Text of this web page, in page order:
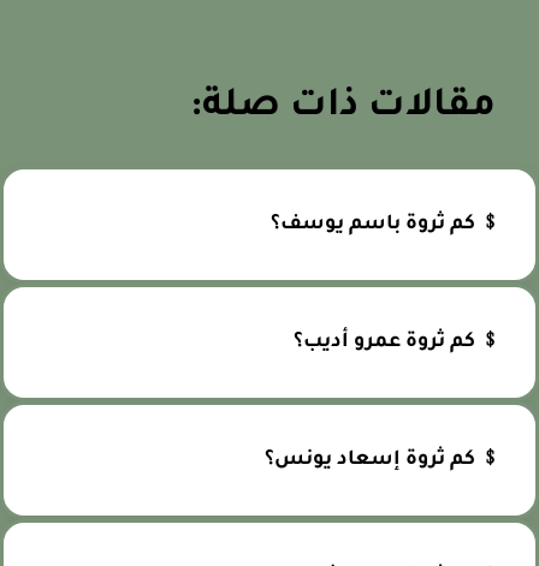
مقالات ذات صلة:
﹩ كم ثروة باسم يوسف؟
﹩ كم ثروة عمرو أديب؟
﹩ كم ثروة إسعاد يونس؟